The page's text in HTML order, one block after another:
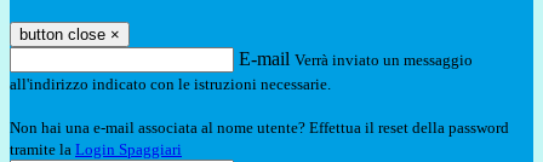
button close ×
E-mail Verrà inviato un messaggio
all'indirizzo indicato con le istruzioni necessarie.
Non hai una e-mail associata al nome utente? Effettua il reset della password
tramite la Login Spaggiari